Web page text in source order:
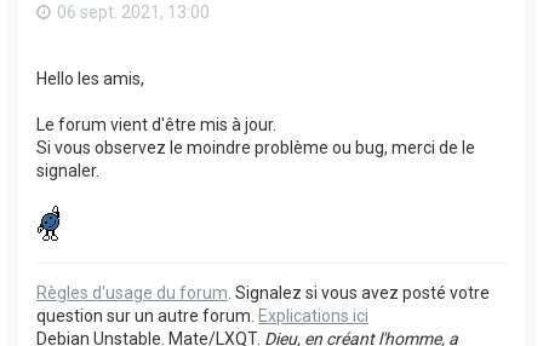
06 sept. 2021, 13:00
Hello les amis,
Le forum vient d'être mis à jour.
Si vous observez le moindre problème ou bug, merci de le
signaler.
Règles d'usage du forum. Signalez si vous avez posté votre
question sur un autre forum. Explications ici
Debian Unstable. Mate/LXQT. Dieu, en créant l'homme, a